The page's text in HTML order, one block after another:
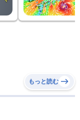
もっと読む